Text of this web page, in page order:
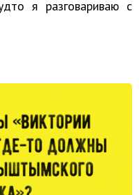
я разговариваю с